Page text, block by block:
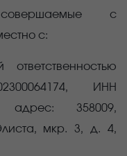
с
с:
ИНН
адрес:
358009,
мкр. 3, д. 4,